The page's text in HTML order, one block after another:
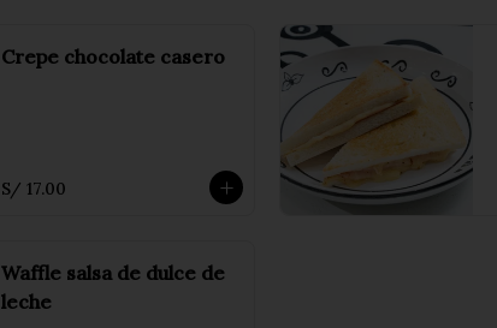
Crepe chocolate casero
S/ 17.00
Waffle salsa de dulce de
leche